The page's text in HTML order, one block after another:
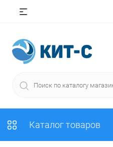
Каталог товаров